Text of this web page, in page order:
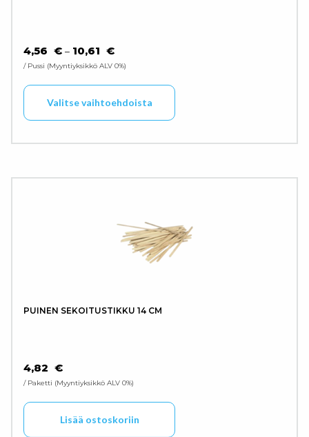
4,56 € – 10,61 €HINTALUOKKA: 4,56 € - 10,61 €
/ Pussi Myyntiyksikkö ALV 0%
Valitse vaihtoehdoista
PUINEN SEKOITUSTIKKU 14 CM
4,82 €
/ Paketti Myyntiyksikkö ALV 0%
Lisää ostoskoriin